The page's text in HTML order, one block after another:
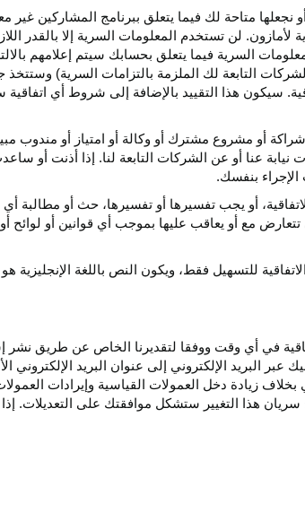
نجعلها متاحة لك فيما يتعلق ببرنامج المشاركين غير
لن تستخدم المعلومات السرية إلا بالقدر
السرية فيما يتعلق بحسابك سيتم إعلامهم
التابعة لك الملزمة بالتزامات السرية) وستتخذ
سيكون هذا التقييد بالإضافة إلى شروط أي
شراكة أو مشروع مشترك أو وكالة أو امتياز أو مندوب
نيابة عنا أو عن الشركات التابعة لنا. إذا أذنت أو
بنفسك.
الاتفاقية، أو يجب تفسيرها أو تفسيرها، حث أو مطالبة أي
تتعارض مع أو يعاقب عليها بموجب أي قوانين أو لوائح
الاتفاقية للتسهيل فقط، ويكون النص باللغة الإنجليزية هو
في أي وقت ووفقا لتقديرنا الخاص عن طريق نشر
البريد الإلكتروني إلى عنوان البريد
بخلاف زيادة دخل العمولات القياسية وإيرادات
هذا التغيير ستشكل موافقتك على التعديلات.